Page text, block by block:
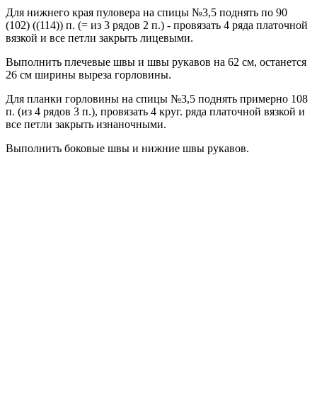
Для нижнего края пуловера на спицы №3,5 поднять по 90
(102) ((114)) п. (= из 3 рядов 2 п.) - провязать 4 ряда платочной
вязкой и все петли закрыть лицевыми.
Выполнить плечевые швы и швы рукавов на 62 см, останется
26 см ширины выреза горловины.
Для планки горловины на спицы №3,5 поднять примерно 108
п. (из 4 рядов 3 п.), провязать 4 круг. ряда платочной вязкой и
все петли закрыть изнаночными.
Выполнить боковые швы и нижние швы рукавов.